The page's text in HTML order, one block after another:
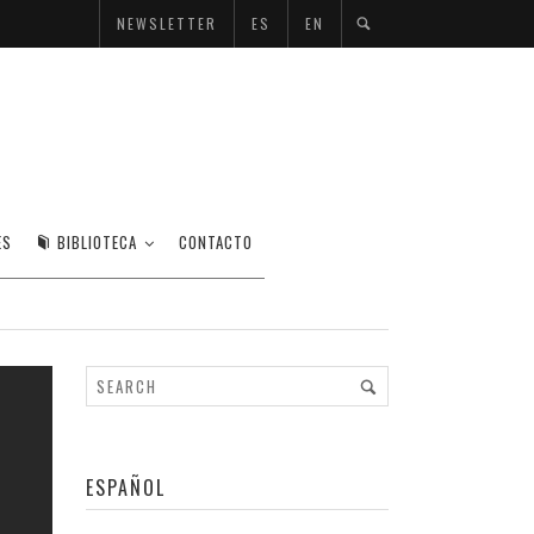
NEWSLETTER ES EN
BIBLIOTECA CONTACTO
ESPAÑOL